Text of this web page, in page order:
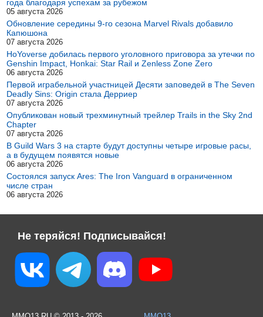
года благодаря успехам за рубежом
05 августа 2026
Обновление середины 9-го сезона Marvel Rivals добавило
Капюшона
07 августа 2026
HoYoverse добилась первого уголовного приговора за утечки по
Genshin Impact, Honkai: Star Rail и Zenless Zone Zero
06 августа 2026
Первой играбельной участницей Десяти заповедей в The Seven
Deadly Sins: Origin стала Дерриер
07 августа 2026
Опубликован новый трехминутный трейлер Trails in the Sky 2nd
Chapter
07 августа 2026
В Guild Wars 3 на старте будут доступны четыре игровые расы,
а в будущем появятся новые
06 августа 2026
Состоялся запуск Ares: The Iron Vanguard в ограниченном
числе стран
06 августа 2026
Не теряйся! Подписывайся!